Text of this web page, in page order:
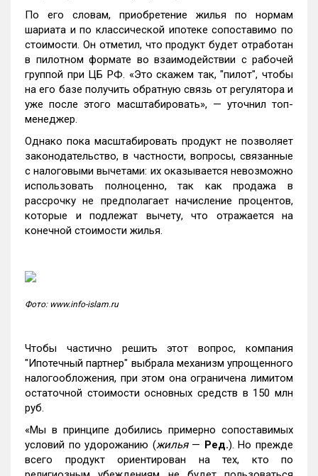
По его словам, приобретение жилья по нормам
шариата и по классической ипотеке сопоставимо по
стоимости. Он отметил, что продукт будет отработан
в пилотном формате во взаимодействии с рабочей
группой при ЦБ РФ. «Это скажем так, "пилот", чтобы
на его базе получить обратную связь от регулятора и
уже после этого масштабировать», — уточнил топ-
менеджер.
Однако пока масштабировать продукт не позволяет
законодательство, в частности, вопросы, связанные
с налоговыми вычетами: их оказывается невозможно
использовать полноценно, так как продажа в
рассрочку не предполагает начисление процентов,
которые и подлежат вычету, что отражается на
конечной стоимости жилья.
Фото: www.info-islam.ru
Чтобы частично решить этот вопрос, компания
"Ипотечный партнер" выбрала механизм упрощенного
налогообложения, при этом она ограничена лимитом
остаточной стоимости основных средств в 150 млн
руб.
«Мы в принципе добились примерно сопоставимых
условий по удорожанию (жилья— Ред.). Но прежде
всего продукт ориентирован на тех, кто по